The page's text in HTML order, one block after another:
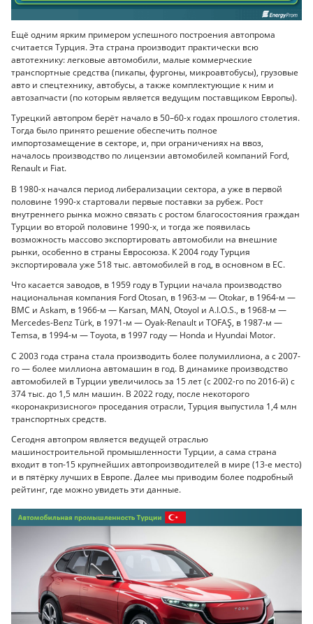
Ещё одним ярким примером успешного построения автопрома
считается Турция. Эта страна производит практически всю
автотехнику: легковые автомобили, малые коммерческие
транспортные средства (пикапы, фургоны, микроавтобусы), грузовые
авто и спецтехнику, автобусы, а также комплектующие к ним и
автозапчасти (по которым является ведущим поставщиком Европы).
Турецкий автопром берёт начало в 50–60-х годах прошлого столетия.
Тогда было принято решение обеспечить полное
импортозамещение в секторе, и, при ограничениях на ввоз,
началось производство по лицензии автомобилей компаний Ford,
Renault и Fiat.
В 1980-х начался период либерализации сектора, а уже в первой
половине 1990-х стартовали первые поставки за рубеж. Рост
внутреннего рынка можно связать с ростом благосостояния граждан
Турции во второй половине 1990-х, и тогда же появилась
возможность массово экспортировать автомобили на внешние
рынки, особенно в страны Евросоюза. К 2004 году Турция
экспортировала уже 518 тыс. автомобилей в год, в основном в ЕС.
Что касается заводов, в 1959 году в Турции начала производство
национальная компания Ford Otosan, в 1963-м — Otokar, в 1964-м —
BMC и Askam, в 1966-м — Karsan, MAN, Otoyol и A.I.O.S., в 1968-м —
Mercedes-Benz Türk, в 1971-м — Oyak-Renault и TOFAŞ, в 1987-м —
Temsa, в 1994-м — Toyota, в 1997 году — Honda и Hyundai Motor.
С 2003 года страна стала производить более полумиллиона, а с 2007-
го — более миллиона автомашин в год. В динамике производство
автомобилей в Турции увеличилось за 15 лет (с 2002-го по 2016-й) с
374 тыс. до 1,5 млн машин. В 2022 году, после некоторого
«коронакризисного» проседания отрасли, Турция выпустила 1,4 млн
транспортных средств.
Сегодня автопром является ведущей отраслью
машиностроительной промышленности Турции, а сама страна
входит в топ-15 крупнейших автопроизводителей в мире (13-е место)
и в пятёрку лучших в Европе. Далее мы приводим более подробный
рейтинг, где можно увидеть эти данные.